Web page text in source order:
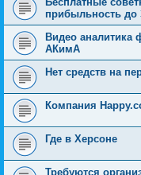
прибыльность до
Видео аналитика
АКимА
Нет средств на
Компания
Где в Херсоне
Требуются